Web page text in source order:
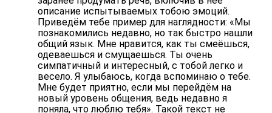
описание испытываемых тобою эмоций.
Приведём тебе пример для наглядности: «Мы
познакомились недавно, но так быстро нашли
общий язык. Мне нравится, как ты смеёшься,
одеваешься и смущаешься. Ты очень
симпатичный и интересный, с тобой легко и
весело. Я улыбаюсь, когда вспоминаю о тебе.
Мне будет приятно, если мы перейдём на
новый уровень общения, ведь недавно я
поняла, что люблю тебя». Такой текст не